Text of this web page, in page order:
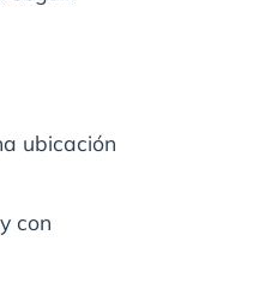
ubicación
con